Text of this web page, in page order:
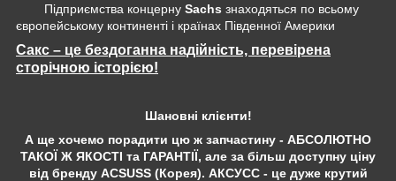
Підприємства концерну Sachs знаходяться по всьому
європейському континенті і країнах Південної Америки
Сакс – це бездоганна надійність, перевірена
сторічною історією!
Шановні клієнти!
А ще хочемо порадити цю ж запчастину - АБСОЛЮТНО
ТАКОЇ Ж ЯКОСТІ та ГАРАНТІЇ, але за більш доступну ціну
від бренду ACSUSS (Корея). АКСУСС - це дуже крутий